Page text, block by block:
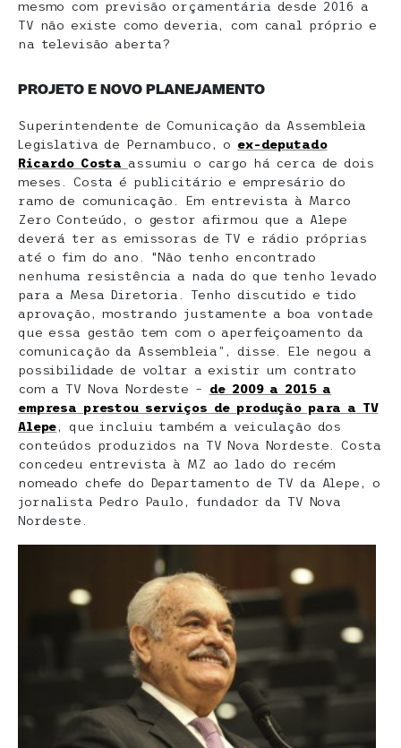
mesmo com previsão orçamentária desde 2016 a
TV não existe como deveria, com canal próprio e
na televisão aberta?
PROJETO E NOVO PLANEJAMENTO
Superintendente de Comunicação da Assembleia
Legislativa de Pernambuco, o ex-deputado
Ricardo Costa assumiu o cargo há cerca de dois
meses. Costa é publicitário e empresário do
ramo de comunicação. Em entrevista à Marco
Zero Conteúdo, o gestor afirmou que a Alepe
deverá ter as emissoras de TV e rádio próprias
até o fim do ano. “Não tenho encontrado
nenhuma resistência a nada do que tenho levado
para a Mesa Diretoria. Tenho discutido e tido
aprovação, mostrando justamente a boa vontade
que essa gestão tem com o aperfeiçoamento da
comunicação da Assembleia”, disse. Ele negou a
possibilidade de voltar a existir um contrato
com a TV Nova Nordeste – de 2009 a 2015 a
empresa prestou serviços de produção para a TV
Alepe, que incluiu também a veiculação dos
conteúdos produzidos na TV Nova Nordeste. Costa
concedeu entrevista à MZ ao lado do recém
nomeado chefe do Departamento de TV da Alepe, o
jornalista Pedro Paulo, fundador da TV Nova
Nordeste.